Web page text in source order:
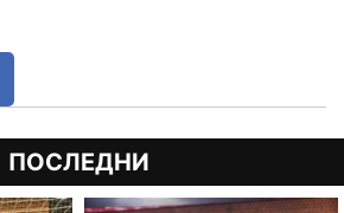
ПОСЛЕДНИ